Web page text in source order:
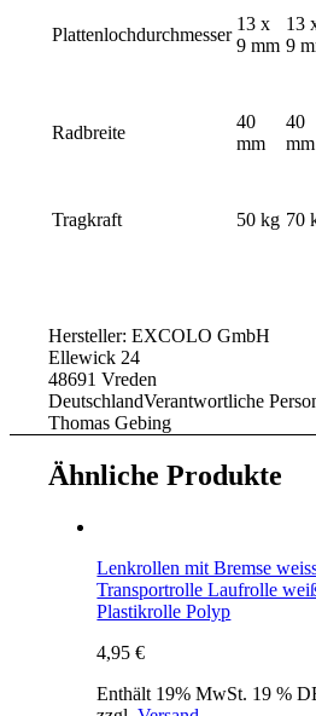
Plattenlochdurchmesser
13 x
9 mm
13
9
Radbreite
40
mm
40
mm
Tragkraft 50 kg 70
Hersteller:EXCOLO GmbH
Ellewick 24
48691 Vreden
DeutschlandVerantwortliche
Thomas Gebing
Ähnliche Produkte
Lenkrollen mit Bremse
Transportrolle Laufrolle
Plastikrolle Polyp
4,95€
Enthält 19% MwSt. 19 %